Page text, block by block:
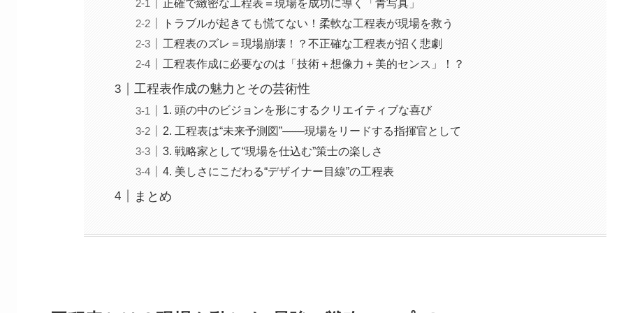
正確で緻密な工程表＝現場を成功に導く「青写真」
トラブルが起きても慌てない！柔軟な工程表が現場を救う
工程表のズレ＝現場崩壊！？不正確な工程表が招く悲劇
工程表作成に必要なのは「技術＋想像力＋美的センス」！？
工程表作成の魅力とその芸術性
1. 頭の中のビジョンを形にするクリエイティブな喜び
2. 工程表は“未来予測図”――現場をリードする指揮官として
3. 戦略家として“現場を仕込む”策士の楽しさ
4. 美しさにこだわる“デザイナー目線”の工程表
まとめ